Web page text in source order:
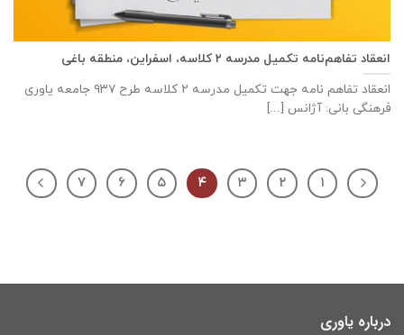
انعقاد تفاهم‌نامه تكميل مدرسه ٢ كلاسه، اسفراين، منطقه باغی
انعقاد تفاهم نامه جهت تكميل مدرسه ٢ كلاسه طرح ۹۳۷ جامعه ياوری
فرهنگی بانی: آژانس [...]
۱ ۲ ۳ ۴ ۵ ۶ ۷
درباره یاوری